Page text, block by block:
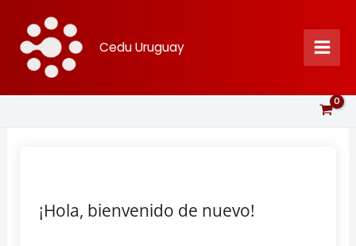
contenido
Cedu Uruguay
¡Hola, bienvenido de nuevo!